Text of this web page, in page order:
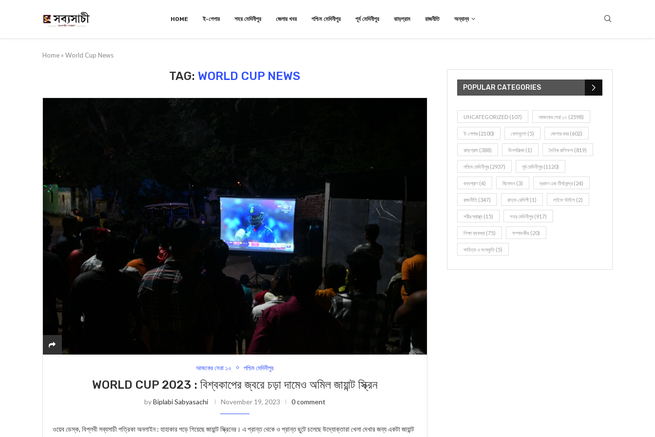
HOME ই-পেপার শহর মেদিনীপুর জেলার খবর পশ্চিম মেদিনীপুর পূর্ব মেদিনীপুর ঝাড়গ্রাম রাজনীতি অন্যান্য
Home » World Cup News
TAG: WORLD CUP NEWS
আজকের সেরা ১০ পশ্চিম মেদিনীপুর
WORLD CUP 2023 : বিশ্বকাপের জ্বরে চড়া দামেও অমিল জায়ান্ট স্ক্রিন
byBiplabi Sabyasachi November 19, 2023 0 comment
ওয়েব ডেস্ক, বিপ্লবী সব্যসাচী পত্রিকা অনলাইন : হাহাকার পড়ে গিয়েছে জায়ান্ট স্ক্রিনের। এ প্রান্ত থেকে ও প্রান্ত ছুটে চলেছে উদ্যোক্তারা খেলা দেখার জন্য একটা জায়ান্ট
POPULAR CATEGORIES
UNCATEGORIZED (107) আজকের সেরা ১০ (2598)
ই-পেপার (2100) খেলাধূলো (5) জেলার খবর (602)
ঝাড়গ্রাম (388) দিনপঞ্জিকা (1) দৈনিক রাশিফল (819)
পশ্চিম মেদিনীপুর (2937) পূর্ব মেদিনীপুর (1120)
বন্যপ্রাণ (4) বিনোদন (3) ভ্রমণ এবং তীর্থকেন্দ্র (24)
রাজনীতি(347) রান্না-রেসিপী (1) লাইফ স্টাইল (2)
শরীর স্বাস্থ্য (15) শহর মেদিনীপুর (917)
শিক্ষা ব্যবস্থা (75) সম্পাদকীয় (20)
সাহিত্য ও সংস্কৃতি(5)